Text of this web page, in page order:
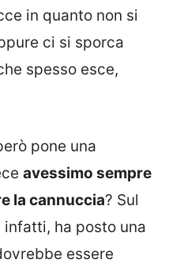
in quanto non si
ci si sporca
spesso esce,
pone una
avessimo sempre
la cannuccia? Sul
ha posto una
essere